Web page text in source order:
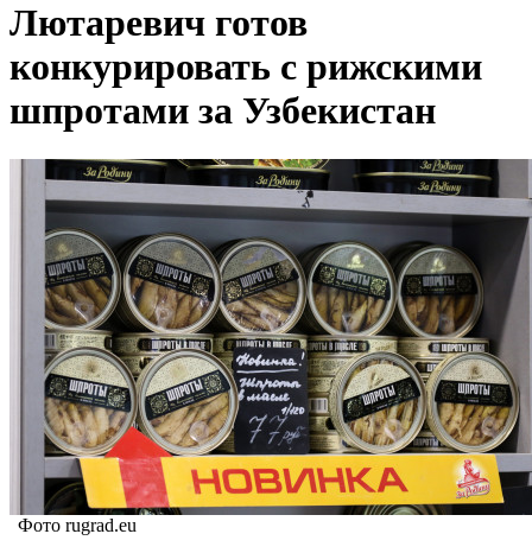
Лютаревич готов
конкурировать с рижскими
шпротами за Узбекистан
Фото rugrad.eu